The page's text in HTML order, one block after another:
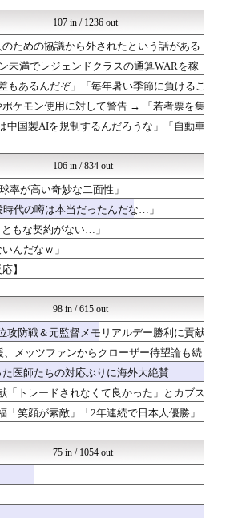
海外トークログ
海外さんいらっしゃい 海外...
クロード-韓国の反応まとめ
ボールパーク速報 海外の反...
海外の反応スポーツ
ポーランドボール 翻訳
Red4 海外の反応まとめ
海外の反応 お隣速報
海外報道翻訳所
海外のお前ら 海外の反応
わーすぽ 海外の反応
世界の憂鬱 海外・韓国の反...
すらるど - 海外の反応
海外さんいらっしゃい 海外...
海外の万国反応記＠海外の反...
海外の反応ジャーナル
じゃぽにか反応帳
かいにちニュース 【海外の...
Ask Reddit まと...
107 in / 1236 out
ための協議から外されたという話がある
出したほうがいいわ」「日本がアメリカ
未満でレジェンドクラスの通算WARを稼
あるんだぞ」「毎年暑い季節に負けるこ
ケモン使用に対して警告 → 「若者票を集
中国製AIを規制するんだろうな」「自動車
106 in / 834 out
率が高い奇妙な二面性」
代の噂は本当だったんだな…」
もな契約がない…」
んだなｗ」
】
98 in / 615 out
防戦＆元監督メモリアルデー勝利に貢献
メッツファンからクローザー待望論も続
医師たちの対応ぶりに海外大絶賛
トレードされなくて良かった」とカブス
笑顔が素敵」「2年連続で日本人優勝」
75 in / 1054 out